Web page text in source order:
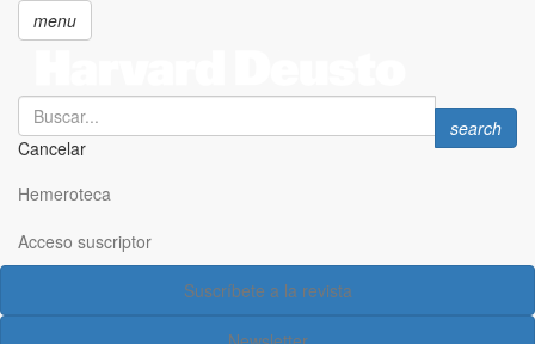
principal
menu
Search
Cancelar
Search
search
Hemeroteca
Acceso suscriptor
Suscríbete a la revista
Acceso suscriptor